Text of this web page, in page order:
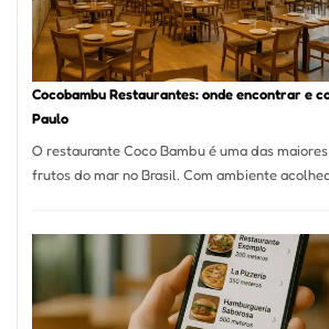
Cocobambu Restaurantes: onde encontrar e
Paulo
O restaurante Coco Bambu é uma das
frutos do mar no Brasil. Com ambiente